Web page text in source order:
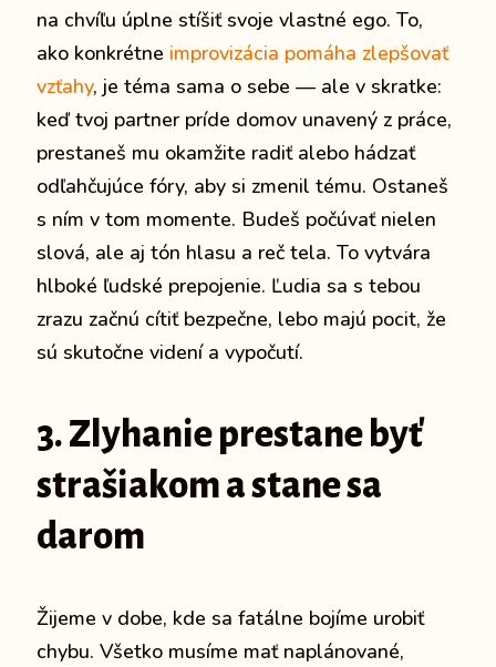
na chvíľu úplne stíšiť svoje vlastné ego. To,
ako konkrétne improvizácia pomáha zlepšovať
vzťahy, je téma sama o sebe — ale v skratke:
keď tvoj partner príde domov unavený z práce,
prestaneš mu okamžite radiť alebo hádzať
odľahčujúce fóry, aby si zmenil tému. Ostaneš
s ním v tom momente. Budeš počúvať nielen
slová, ale aj tón hlasu a reč tela. To vytvára
hlboké ľudské prepojenie. Ľudia sa s tebou
zrazu začnú cítiť bezpečne, lebo majú pocit, že
sú skutočne videní a vypočutí.
3. Zlyhanie prestane byť
strašiakom a stane sa
darom
Žijeme v dobe, kde sa fatálne bojíme urobiť
chybu. Všetko musíme mať naplánované,